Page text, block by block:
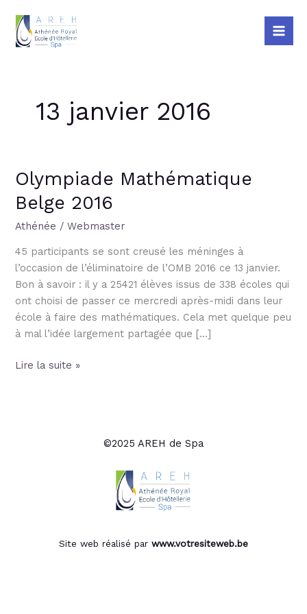
contenu
13 janvier 2016
Olympiade Mathématique
Belge 2016
Athénée /Webmaster
45 participants se sont creusé les méninges à
l’occasion de l’éliminatoire de l’OMB 2016 ce 13 janvier.
Bon à savoir : il y a 25421 élèves issus de 338 écoles qui
ont choisi de passer ce mercredi après-midi dans leur
école à faire des mathématiques. Cela met quelque peu
à mal l’idée largement partagée que […]
Olympiade
Mathématique
Belge
2016
Lire la suite »
©2025 AREH de Spa
Site web réalisé par www.votresiteweb.be